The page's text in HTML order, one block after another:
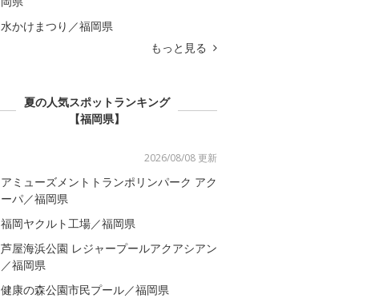
水かけまつり／福岡県
もっと見る
夏の人気スポットランキング
【福岡県】
2026/08/08 更新
アミューズメントトランポリンパーク アク
ーパ／福岡県
福岡ヤクルト工場／福岡県
芦屋海浜公園 レジャープールアクアシアン
／福岡県
健康の森公園市民プール／福岡県